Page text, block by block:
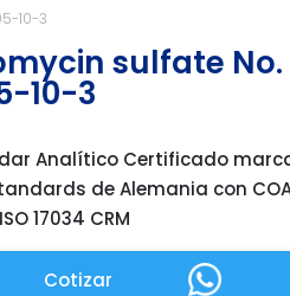
10-3
sulfate No.
10-3
Analítico Certificado
de Alemania con
17034 CRM
Cotizar